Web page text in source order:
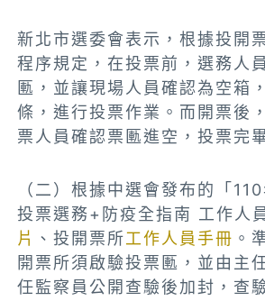
新北市選委會表示，根據投開
程序規定，在投票前，選務人
匭，並讓現場人員確認為空箱
條，進行投票作業。而開票後
票人員確認票匭進空，投票完
（二）根據中選會發布的「
投票選務+防疫全指南 工作人
片 、投開票所工作人員手冊 。
開票所須啟驗投票匭，並由主
任監察員公開查驗後加封，查